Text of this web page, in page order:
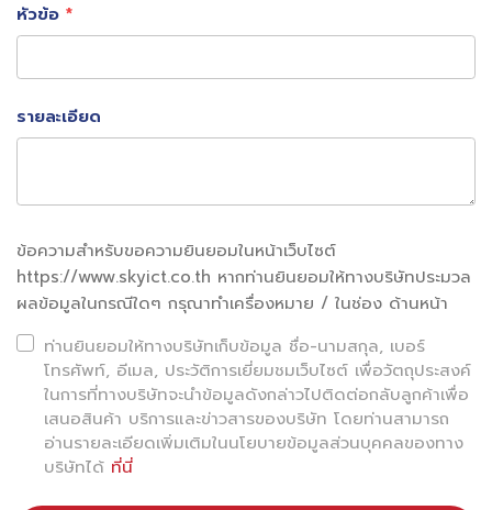
หัวข้อ
รายละเอียด
ข้อความสำหรับขอความยินยอมในหน้าเว็บไซต์
https://www.skyict.co.th หากท่านยินยอมให้ทางบริษัทประมวล
ผลข้อมูลในกรณีใดๆ กรุณาทำเครื่องหมาย / ในช่อง ด้านหน้า
ท่านยินยอมให้ทางบริษัทเก็บข้อมูล ชื่อ-นามสกุล, เบอร์
โทรศัพท์, อีเมล, ประวัติการเยี่ยมชมเว็บไซต์ เพื่อวัตถุประสงค์
ในการที่ทางบริษัทจะนำข้อมูลดังกล่าวไปติดต่อกลับลูกค้าเพื่อ
เสนอสินค้า บริการและข่าวสารของบริษัท โดยท่านสามารถ
อ่านรายละเอียดเพิ่มเติมในนโยบายข้อมูลส่วนบุคคลของทาง
บริษัทได้ ที่นี่